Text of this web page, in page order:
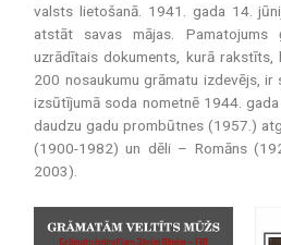
valsts lietošanā. 1941. gada 14.
atstāt savas mājas. Pamatojums
uzrādītais dokuments, kurā rakstīts,
200 nosaukumu grāmatu izdevējs, ir
izsūtījumā soda nometnē 1944.
daudzu gadu prombūtnes (1957.)
(1900-1982) un dēli – Romāns
2003).